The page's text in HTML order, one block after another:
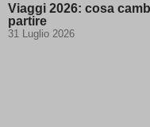
Viaggi 2026: cosa
partire
31 Luglio 2026